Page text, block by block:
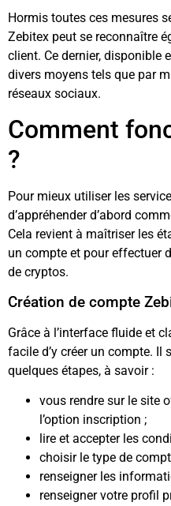
Hormis toutes ces mesures
Zebitex peut se reconnaître
client. Ce dernier, disponible
divers moyens tels que par
réseaux sociaux.
Comment
?
Pour mieux utiliser les
d’appréhender d’abord
Cela revient à maîtriser les
un compte et pour effectuer
de cryptos.
Création de compte
Grâce à l’interface fluide et
facile d’y créer un compte.
quelques étapes, à savoir :
vous rendre sur le site
l’option inscription ;
lire et accepter les
choisir le type de
renseigner les
renseigner votre profil